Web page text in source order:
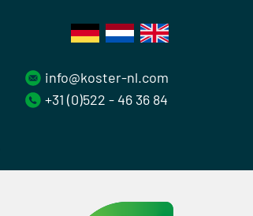
info@koster-nl.com
+31 (0)522 - 46 36 84